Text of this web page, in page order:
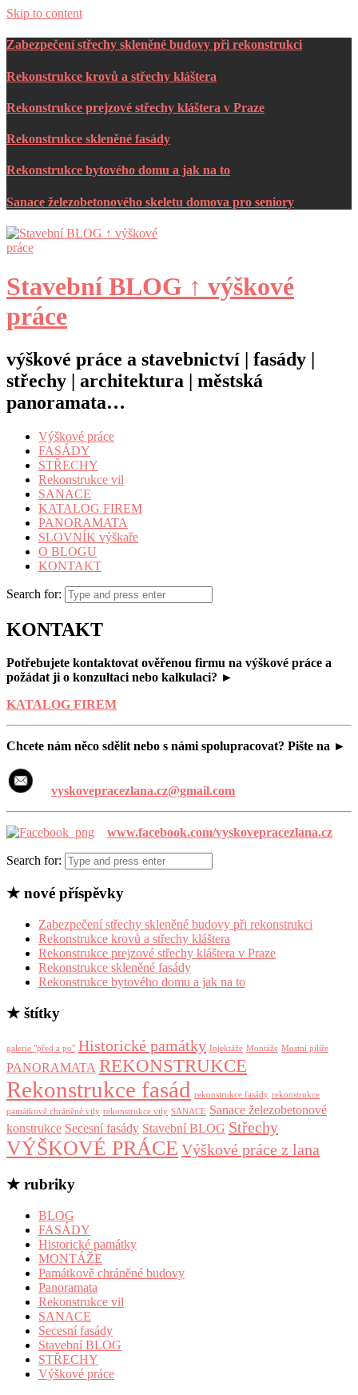
Skip to content
Zabezpečení střechy skleněné budovy při rekonstrukci
Rekonstrukce krovů a střechy kláštera
Rekonstrukce prejzové střechy kláštera v Praze
Rekonstrukce skleněné fasády
Rekonstrukce bytového domu a jak na to
Sanace železobetonového skeletu domova pro seniory
Stavební BLOG ↑ výškové
práce
výškové práce a stavebnictví | fasády |
střechy | architektura | městská
panoramata…
Výškové práce
FASÁDY
STŘECHY
Rekonstrukce vil
SANACE
KATALOG FIREM
PANORAMATA
SLOVNÍK výškaře
O BLOGU
KONTAKT
Search for:
KONTAKT
Potřebujete kontaktovat ověřenou firmu na výškové práce a
požádat ji o konzultaci nebo kalkulaci? ►
KATALOG FIREM
Chcete nám něco sdělit nebo s námi spolupracovat? Pište na ►
vyskovepracezlana.cz@gmail.com
www.facebook.com/vyskovepracezlana.cz
Search for:
★ nové příspěvky
Zabezpečení střechy skleněné budovy při rekonstrukci
Rekonstrukce krovů a střechy kláštera
Rekonstrukce prejzové střechy kláštera v Praze
Rekonstrukce skleněné fasády
Rekonstrukce bytového domu a jak na to
★ štítky
galerie "před a po" Historické památky Injektáže Montáže Mostní pilíře
PANORAMATA REKONSTRUKCE
Rekonstrukce fasád rekonstrukce fasády rekonstrukce
památkově chráněné vily rekonstrukce vily SANACE Sanace železobetonové
konstrukce Secesní fasády Stavební BLOG Střechy
VÝŠKOVÉ PRÁCE Výškové práce z lana
★ rubriky
BLOG
FASÁDY
Historické památky
MONTÁŽE
Památkově chráněné budovy
Panoramata
Rekonstrukce vil
SANACE
Secesní fasády
Stavební BLOG
STŘECHY
Výškové práce